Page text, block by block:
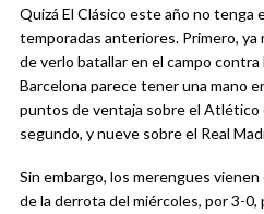
Quizá El Clásico este año no tenga
temporadas anteriores. Primero,
de verlo batallar en el campo
Barcelona parece tener una mano
puntos de ventaja sobre el Atlético
segundo, y nueve sobre el Real
Sin embargo, los merengues
de la derrota del miércoles, por 3-0,